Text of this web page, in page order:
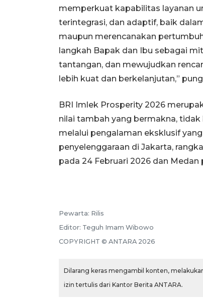
memperkuat kapabilitas layanan
terintegrasi, dan adaptif, baik
maupun merencanakan
langkah Bapak dan Ibu sebagai
tantangan, dan mewujudkan
lebih kuat dan berkelanjutan,”
BRI Imlek Prosperity 2026
nilai tambah yang bermakna,
melalui pengalaman eksklusif
penyelenggaraan di Jakarta,
pada 24 Februari 2026 dan Medan
Pewarta: Rilis
Editor: Teguh Imam Wibowo
COPYRIGHT © ANTARA 2026
Dilarang keras mengambil konten,
izin tertulis dari Kantor Berita ANTARA.